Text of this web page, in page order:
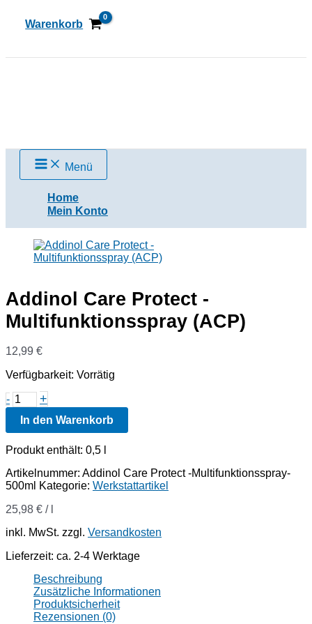
InhaltWarenkorb
Menü
Home
Mein Konto
Addinol Care Protect -
Multifunktionsspray (ACP)
12,99 €
Verfügbarkeit: Vorrätig
- Addinol
Care
Protect
-
Multifunktionsspray
Menge
+
In den Warenkorb
Produkt enthält: 0,5
Artikelnummer: Addinol Care Protect -Multifunktionsspray-
500ml Kategorie: Werkstattartikel
25,98 € /
inkl. MwSt. zzgl. Versandkosten
Lieferzeit: ca. 2-4 Werktage
Beschreibung
Zusätzliche Informationen
Produktsicherheit
Rezensionen (0)